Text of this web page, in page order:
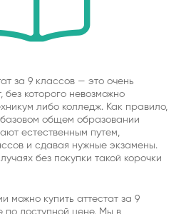
за 9 классов — это очень
без которого невозможно
либо колледж. Как правило,
базовом общем образовании
естественным путем,
и сдавая нужные экзамены.
без покупки такой корочки
можно купить аттестат за 9
по доступной цене. Мы в